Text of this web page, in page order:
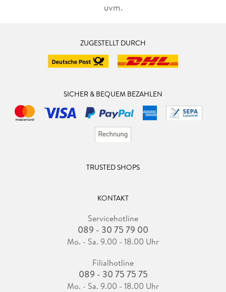
uvm.
ZUGESTELLT DURCH
SICHER & BEQUEM BEZAHLEN
TRUSTED SHOPS
KONTAKT
Servicehotline
089 - 30 75 79 00
Mo. - Sa. 9.00 - 18.00 Uhr
Filialhotline
089 - 30 75 75 75
Mo. - Sa. 9.00 - 18.00 Uhr